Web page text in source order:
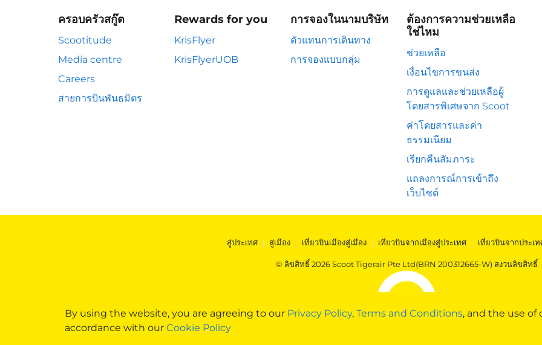
By using the website, you are agreeing to our Privacy Policy, Terms and Conditions, and the use of
accordance with our Cookie Policy
ครอบครัวสกู๊ต
Scootitude
Media centre
Careers
สายการบินพันธมิตร
Rewards for you
KrisFlyer
KrisFlyerUOB
การจองในนามบริษัท
ตัวแทนการเดินทาง
การจองแบบกลุ่ม
ต้องการความช่วยเหลือ
ใช่ไหม
ช่วยเหลือ
เงื่อนไขการขนส่ง
การดูแลและช่วยเหลือผู้
โดยสารพิเศษจาก Scoot
ค่าโดยสารและค่า
ธรรมเนียม
เรียกคืนสัมภาระ
แถลงการณ์การเข้าถึง
เว็บไซต์
สู่ประเทศ | สู่เมือง | เที่ยวบินเมืองสู่เมือง | เที่ยวบินจากเมืองสู่ประเทศ | เที่ยวบินจากประเท
© ลิขสิทธิ์ 2026 Scoot Tigerair Pte Ltd(BRN 200312665-W) สงวนลิขสิทธิ์